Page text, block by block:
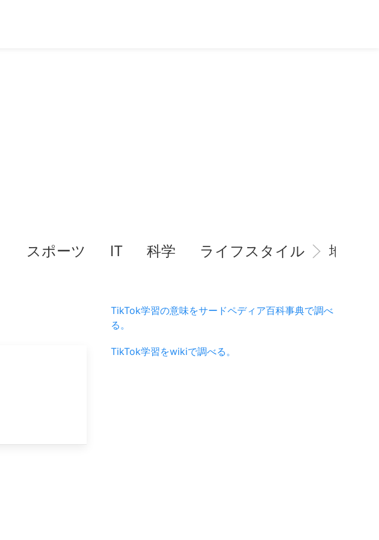
スポーツ IT 科学 ライフスタイル 地域情
TikTok学習の意味をサードペディア百科事典で調べ
る。
TikTok学習をwikiで調べる。